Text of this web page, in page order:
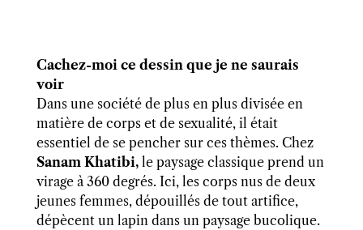
Cachez-moi ce dessin que je ne saurais
voir
Dans une société de plus en plus divisée en
matière de corps et de sexualité, il était
essentiel de se pencher sur ces thèmes. Chez
Sanam Khatibi,le paysage classique prend un
virage à 360 degrés. Ici, les corps nus de deux
jeunes femmes, dépouillés de tout artifice,
dépècent un lapin dans un paysage bucolique.